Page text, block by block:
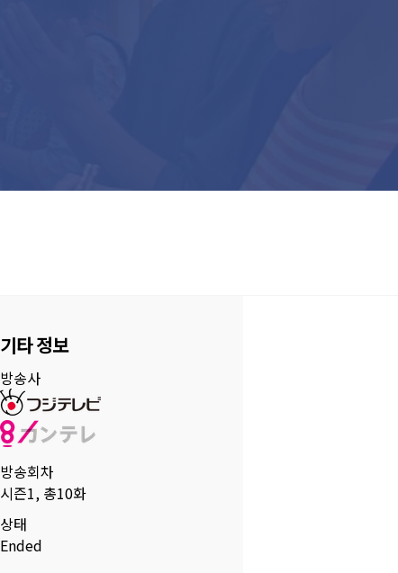
기타 정보
방송사
방송회차
시즌1, 총10화
상태
Ended